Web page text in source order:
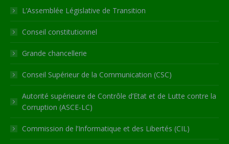
in
new
window
in
new
window
in
new
window
in
new
window
opens
in
new
L’Assemblée Législative de Transition
Conseil constitutionnel
Grande chancellerie
Conseil Supérieur de la Communication (CSC)
Autorité supérieure de Contrôle d’Etat et de Lutte contre la
Corruption (ASCE-LC)
Commission de l’Informatique et des Libertés (CIL)